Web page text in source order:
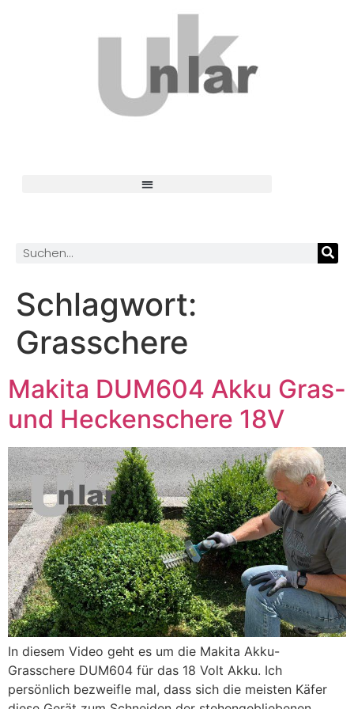
Schlagwort:
Grasschere
Makita DUM604 Akku Gras-
und Heckenschere 18V
In diesem Video geht es um die Makita Akku-
Grasschere DUM604 für das 18 Volt Akku. Ich
persönlich bezweifle mal, dass sich die meisten Käfer